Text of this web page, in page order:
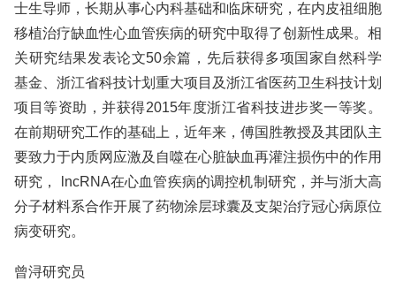
士生导师，长期从事心内科基础和临床研究，在内皮祖细胞
移植治疗缺血性心血管疾病的研究中取得了创新性成果。相
关研究结果发表论文50余篇，先后获得多项国家自然科学
基金、浙江省科技计划重大项目及浙江省医药卫生科技计划
项目等资助，并获得2015年度浙江省科技进步奖一等奖。
在前期研究工作的基础上，近年来，傅国胜教授及其团队主
要致力于内质网应激及自噬在心脏缺血再灌注损伤中的作用
研究， lncRNA在心血管疾病的调控机制研究，并与浙大高
分子材料系合作开展了药物涂层球囊及支架治疗冠心病原位
病变研究。
曾浔研究员